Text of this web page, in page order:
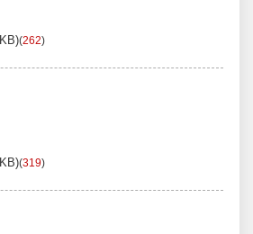
(262)
(319)